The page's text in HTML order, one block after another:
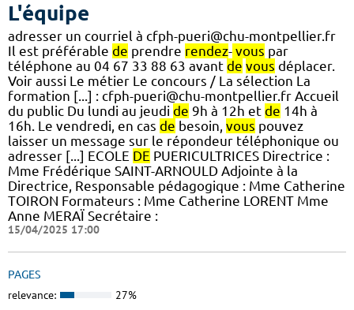
L'équipe
adresser un courriel à cfph-pueri@chu-montpellier.fr
Il est préférable de prendre rendez- vous par
téléphone au 04 67 33 88 63 avant de vous déplacer.
Voir aussi Le métier Le concours / La sélection La
formation [...] : cfph-pueri@chu-montpellier.fr Accueil
du public Du lundi au jeudi de 9h à 12h et de 14h à
16h. Le vendredi, en cas de besoin, vous pouvez
laisser un message sur le répondeur téléphonique ou
adresser [...] ECOLE DE PUERICULTRICES Directrice :
Mme Frédérique SAINT-ARNOULD Adjointe à la
Directrice, Responsable pédagogique : Mme Catherine
TOIRON Formateurs : Mme Catherine LORENT Mme
Anne MERAÏ Secrétaire :
15/04/2025 17:00
PAGES
relevance: 27%